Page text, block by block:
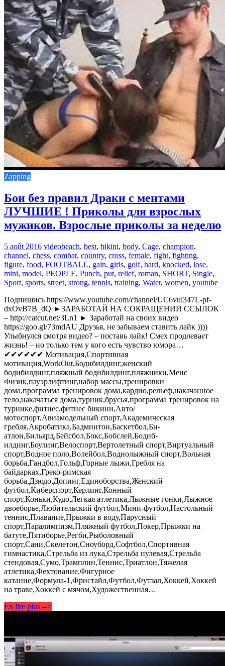
Zapping
Бои без правил Драки с ментами
ЛУЧШИЕ ! Приколы для взрослых
мужиков. Взрослые приколы за неделю
5 août 2016 videobeach, best, bikini, body, Cage, champion,
channel, chess, combat, country, cross, female, fight, fighting,
figure, food, FOOTBALL, gain, girls, golf, hard, knocked, lose,
mini, model, PEOPLE, Punch, put, relief, roman, SHORT, Single,
Sport, sports, street, strong, tennis, training, Water, women, youtube
Подпишись https://www.youtube.com/channel/UC6vui347L-pf-
dxOvB7B_dQ ►ЗАРАБОТАЙ НА СОКРАЩЕНИИ ССЫЛОК
– http://catcut.net/3Ln1 ► Заработай на своих видео
https://goo.gl/73mdAU Друзья, не забываем ставить лайк ))))
Улыбнулся смотря видео? – поставь лайк! Смех продлевает
жизнь! – но только тем у кого есть чувство юмора…
✔✔✔✔✔✔ Мотивация,Спортивная
мотивация,WorkOut,Бодибилдинг,женский
бодибилдинг,пляжный бодибилдинг,пляжники,Менс
Физик,пауэрлифтинг,набор массы,тренировки
дома,программа тренировок дома,кардио,рельеф,накачанное
тело,накачаться дома,турник,брусья,программа тренировок на
турнике,фитнес,фитнес бикини,Авто/
мотоспорт,Авиамодельный спорт,Aкадемическая
гребля,Акробатика,Бадминтон,Баскетбол,Би­
атлон,Бильярд,Бейсбол,Бокс,Бобслей,Бодиб­
илдинг,Боулинг,Велоспорт,Вертолетный спорт,Виртуальный
спорт,Водное поло,Волейбол,Воднолыжный спорт,Вольная
борьба,Гандбол,Гольф,Горные лыжи,Гребля на
байдарках,Греко-римская
борьба,Дзюдо,Допинг,Единоборства,Женский
футбол,Киберспорт,Керлинг,Конный
спорт,Коньки,Кудо,Легкая атлетика,Лыжные гонки,Лыжнoе
двоеборье,Любительский футбол,Мини-футбол,Настольный
теннис,Плавание,Прыжки в воду,Парусный
спорт,Паралимпизм,Пляжный футбол,Покер,Прыжки на
батуте,Пятиборье,Регби,Рыболовный
спорт,Сани,Скелетон,Сноуборд,Cофтбол,Cпо­ртивная
гимнастика,Стрельба из лука,Стрельба пулевая,Стрельба
стендовая,Сумо,Трамплин,Теннис,Триатлон,­Тяжелая
атлетика,Фехтование,Фигурное
катание,Формула-1,Фристайл,Футбол,Футзал­,Хоккей,Хоккей
на траве,Хоккей с мячом,Художественная…
En lire plus -->